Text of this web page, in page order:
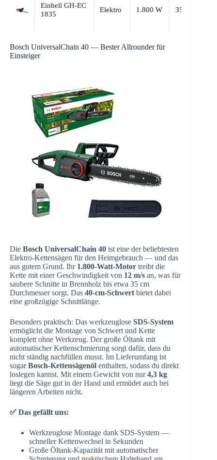
Einhell GH-EC
1835
Elektro 1.800 W 35 cm
Bosch UniversalChain 40 — Bester Allrounder für
Einsteiger
Die Bosch UniversalChain 40 ist eine der beliebtesten
Elektro-Kettensägen für den Heimgebrauch — und das
aus gutem Grund. Ihr 1.800-Watt-Motor treibt die
Kette mit einer Geschwindigkeit von 12 m/s an, was für
saubere Schnitte in Brennholz bis etwa 35 cm
Durchmesser sorgt. Das 40-cm-Schwertbietet dabei
eine großzügige Schnittlänge.
Besonders praktisch: Das werkzeuglose SDS-System
ermöglicht die Montage von Schwert und Kette
komplett ohne Werkzeug. Der große Öltank mit
automatischer Kettenschmierung sorgt dafür, dass du
nicht ständig nachfüllen musst. Im Lieferumfang ist
sogarBosch-Kettensägenöl enthalten, sodass du direkt
loslegen kannst. Mit einem Gewicht von nur4,3 kg
liegt die Säge gut in der Hand und ermüdet auch bei
längeren Arbeiten nicht.
✅ Das gefällt uns:
Werkzeuglose Montage dank SDS-System —
schneller Kettenwechsel in Sekunden
Große Öltank-Kapazität mit automatischer